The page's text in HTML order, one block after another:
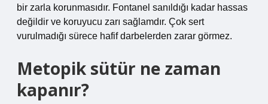
bir zarla korunmasıdır. Fontanel sanıldığı kadar hassas
değildir ve koruyucu zarı sağlamdır. Çok sert
vurulmadığı sürece hafif darbelerden zarar görmez.
Metopik sütür ne zaman
kapanır?